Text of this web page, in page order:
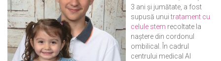
3 ani și jumătate, a fost
supusă unuitratament cu
celule stem recoltate la
naștere din cordonul
ombilical. În cadrul
centrului medical Al